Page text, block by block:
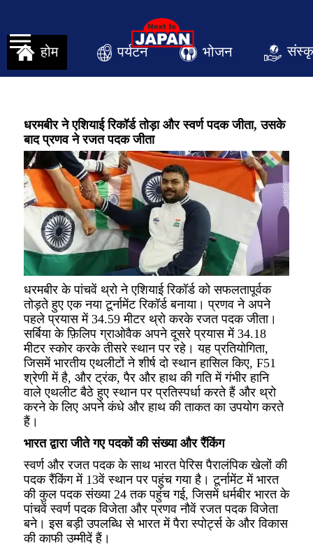
होम पर्यटन भोजन
धरमबीर ने एशियाई रिकॉर्ड तोड़ा और स्वर्ण पदक जीता, उसके
बाद प्रणव ने रजत पदक जीता
धरमबीर के पांचवें थ्रो ने एशियाई रिकॉर्ड को सफलतापूर्वक
तोड़ते हुए एक नया टूर्नामेंट रिकॉर्ड बनाया। प्रणव ने अपने
पहले प्रयास में 34.59 मीटर थ्रो करके रजत पदक जीता।
सर्बिया के फ़िलिप ग्राओवैक अपने दूसरे प्रयास में 34.18
मीटर स्कोर करके तीसरे स्थान पर रहे। यह प्रतियोगिता,
जिसमें भारतीय एथलीटों ने शीर्ष दो स्थान हासिल किए, F51
श्रेणी में है, और ट्रंक, पैर और हाथ की गति में गंभीर हानि
वाले एथलीट बैठे हुए स्थान पर प्रतिस्पर्धा करते हैं और थ्रो
करने के लिए अपने कंधे और हाथ की ताकत का उपयोग करते
हैं।
भारत द्वारा जीते गए पदकों की संख्या और रैंकिंग
स्वर्ण और रजत पदक के साथ भारत पेरिस पैरालंपिक खेलों की
पदक रैंकिंग में 13वें स्थान पर पहुंच गया है। टूर्नामेंट में भारत
की कुल पदक संख्या 24 तक पहुंच गई, जिसमें धर्मबीर भारत के
पांचवें स्वर्ण पदक विजेता और प्रणव नौवें रजत पदक विजेता
बने। इस बड़ी उपलब्धि से भारत में पैरा स्पोर्ट्स के और विकास
की काफी उम्मीदें हैं।